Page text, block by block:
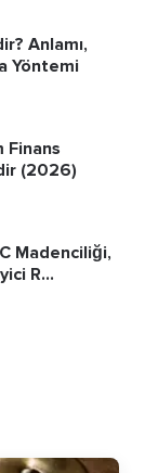
Anlamı,
Yöntemi
Finans
(2026)
Madenciliği,
R...